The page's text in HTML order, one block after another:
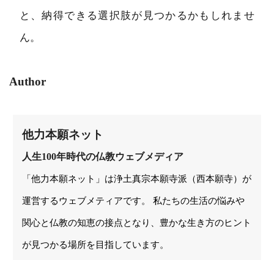
と、納得できる選択肢が見つかるかもしれませ
ん。
Author
他力本願ネット
人生100年時代の仏教ウェブメディア
「他力本願ネット」は浄土真宗本願寺派（西本願寺）が
運営するウェブメティアです。 私たちの生活の悩みや
関心と仏教の知恵の接点となり、豊かな生き方のヒント
が見つかる場所を目指しています。